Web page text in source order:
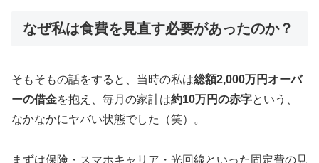
なぜ私は食費を見直す必要があったのか？
そもそもの話をすると、当時の私は総額2,000万円オーバ
ーの借金を抱え、毎月の家計は約10万円の赤字という、
なかなかにヤバい状態でした（笑）。
まずは保険・スマホキャリア・光回線といった固定費の見